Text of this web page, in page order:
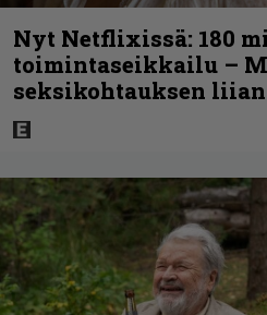
Nyt Netflixissä: 180
toimintaseikkailu –
seksikohtauksen